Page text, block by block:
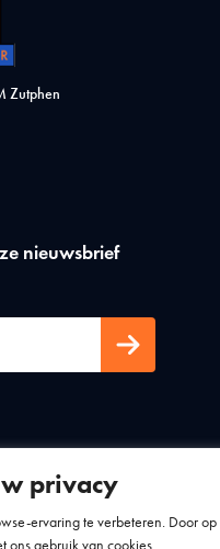
privacy
ervaring te verbeteren. Door op
ons gebruik van cookies.
Zutphen
nieuwsbrief
statement